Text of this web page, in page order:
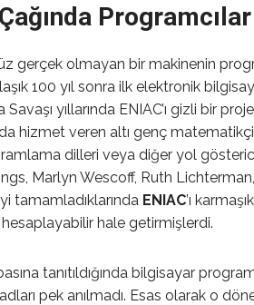
Programcılar
gerçek olmayan bir makinenin
100 yıl sonra ilk elektronik
yıllarında ENIAC’ı gizli bir
hizmet veren altı genç matematikçi
dilleri veya diğer yol
Marlyn Wescoff, Ruth
tamamladıklarında ENIAC’ı
hale getirmişlerdi.
tanıtıldığında bilgisayar
pek anılmadı. Esas olarak o